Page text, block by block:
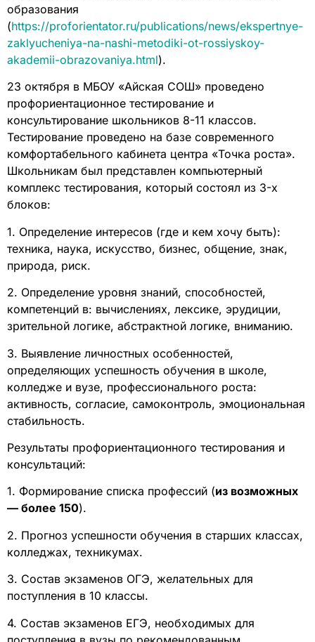
образования
(https://proforientator.ru/publications/news/ekspertnye-
zaklyucheniya-na-nashi-metodiki-ot-rossiyskoy-
akademii-obrazovaniya.html).
23 октября в МБОУ «Айская СОШ» проведено
профориентационное тестирование и
консультирование школьников 8-11 классов.
Тестирование проведено на базе современного
комфортабельного кабинета центра «Точка роста».
Школьникам был представлен компьютерный
комплекс тестирования, который состоял из 3-х
блоков:
1. Определение интересов (где и кем хочу быть):
техника, наука, искусство, бизнес, общение, знак,
природа, риск.
2. Определение уровня знаний, способностей,
компетенций в: вычислениях, лексике, эрудиции,
зрительной логике, абстрактной логике, вниманию.
3. Выявление личностных особенностей,
определяющих успешность обучения в школе,
колледже и вузе, профессионального роста:
активность, согласие, самоконтроль, эмоциональная
стабильность.
Результаты профориентационного тестирования и
консультаций:
1. Формирование списка профессий (из возможных
— более 150).
2. Прогноз успешности обучения в старших классах,
колледжах, техникумах.
3. Состав экзаменов ОГЭ, желательных для
поступления в 10 классы.
4. Состав экзаменов ЕГЭ, необходимых для